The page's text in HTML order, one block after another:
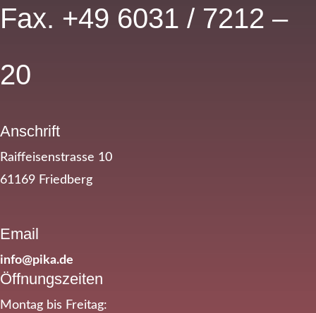
Fax. +49 6031 / 7212 –
20
Anschrift
Raiffeisenstrasse 10
61169 Friedberg
Email
info@pika.de
Öffnungszeiten
Montag bis Freitag: